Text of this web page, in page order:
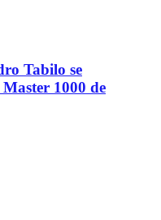
Tabilo se
1000 de